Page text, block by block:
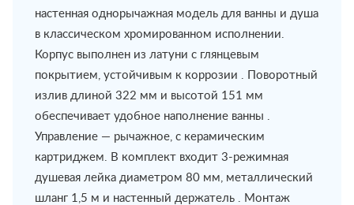
настенная однорычажная модель для ванны и душа
в классическом хромированном исполнении.
Корпус выполнен из латуни с глянцевым
покрытием, устойчивым к коррозии . Поворотный
излив длиной 322 мм и высотой 151 мм
обеспечивает удобное наполнение ванны .
Управление — рычажное, с керамическим
картриджем. В комплект входит 3-режимная
душевая лейка диаметром 80 мм, металлический
шланг 1,5 м и настенный держатель . Монтаж